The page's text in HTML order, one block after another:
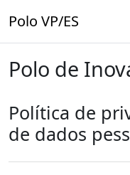
Polo VP/ES
Polo de
Política de
de dados